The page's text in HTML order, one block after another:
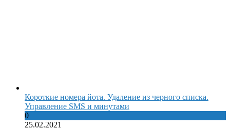
Короткие номера йота. Удаление из черного списка.
Управление SMS и минутами
0
25.02.2021